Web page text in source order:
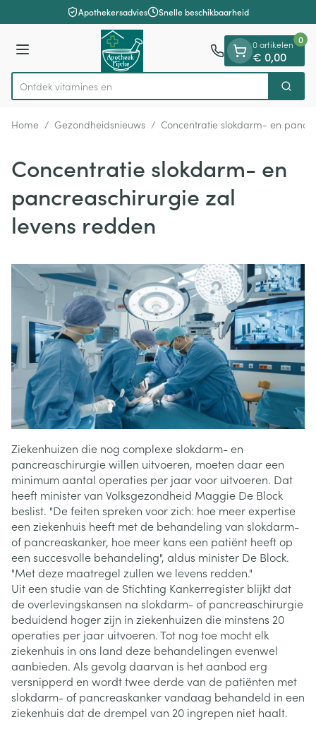
Ga naar de inhoudApothekersadvies Snelle beschikbaarheid
Menu
Product, merk, categorie...
Ontdek vitami Zoek
0 artikelen
€ 0,00
0
Home / Gezondheidsnieuws / Concentratie slokdarm- en
Concentratie slokdarm- en
pancreaschirurgie zal
levens redden
Ziekenhuizen die nog complexe slokdarm- en
pancreaschirurgie willen uitvoeren, moeten daar een
minimum aantal operaties per jaar voor uitvoeren. Dat
heeft minister van Volksgezondheid Maggie De Block
beslist. "De feiten spreken voor zich: hoe meer expertise
een ziekenhuis heeft met de behandeling van slokdarm-
of pancreaskanker, hoe meer kans een patiënt heeft op
een succesvolle behandeling", aldus minister De Block.
"Met deze maatregel zullen we levens redden."
Uit een studie van de Stichting Kankerregister blijkt dat
de overlevingskansen na slokdarm- of pancreaschirurgie
beduidend hoger zijn in ziekenhuizen die minstens 20
operaties per jaar uitvoeren. Tot nog toe mocht elk
ziekenhuis in ons land deze behandelingen evenwel
aanbieden. Als gevolg daarvan is het aanbod erg
versnipperd en wordt twee derde van de patiënten met
slokdarm- of pancreaskanker vandaag behandeld in een
ziekenhuis dat de drempel van 20 ingrepen niet haalt.